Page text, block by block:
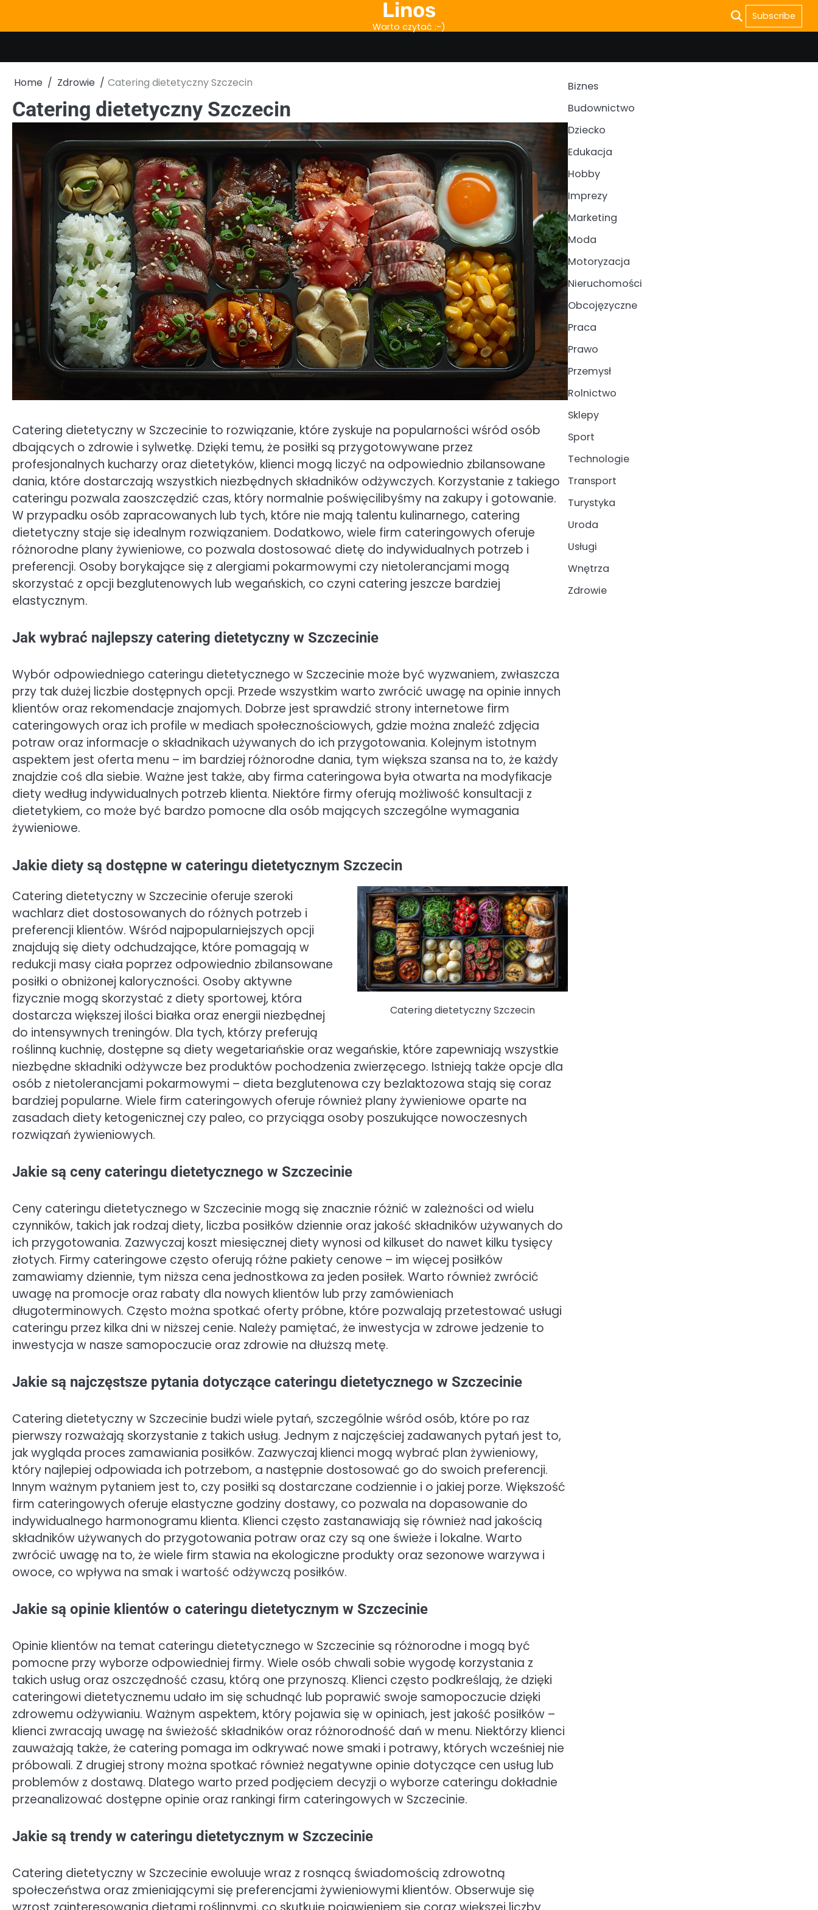
content
Linos
Warto czytać :-)
Subscribe
Home Zdrowie Catering dietetyczny Szczecin
Catering dietetyczny Szczecin
Catering dietetyczny w Szczecinie to rozwiązanie, które zyskuje na popularności wśród osób
dbających o zdrowie i sylwetkę. Dzięki temu, że posiłki są przygotowywane przez
profesjonalnych kucharzy oraz dietetyków, klienci mogą liczyć na odpowiednio zbilansowane
dania, które dostarczają wszystkich niezbędnych składników odżywczych. Korzystanie z takiego
cateringu pozwala zaoszczędzić czas, który normalnie poświęcilibyśmy na zakupy i gotowanie.
W przypadku osób zapracowanych lub tych, które nie mają talentu kulinarnego, catering
dietetyczny staje się idealnym rozwiązaniem. Dodatkowo, wiele firm cateringowych oferuje
różnorodne plany żywieniowe, co pozwala dostosować dietę do indywidualnych potrzeb i
preferencji. Osoby borykające się z alergiami pokarmowymi czy nietolerancjami mogą
skorzystać z opcji bezglutenowych lub wegańskich, co czyni catering jeszcze bardziej
elastycznym.
Jak wybrać najlepszy catering dietetyczny w Szczecinie
Wybór odpowiedniego cateringu dietetycznego w Szczecinie może być wyzwaniem, zwłaszcza
przy tak dużej liczbie dostępnych opcji. Przede wszystkim warto zwrócić uwagę na opinie innych
klientów oraz rekomendacje znajomych. Dobrze jest sprawdzić strony internetowe firm
cateringowych oraz ich profile w mediach społecznościowych, gdzie można znaleźć zdjęcia
potraw oraz informacje o składnikach używanych do ich przygotowania. Kolejnym istotnym
aspektem jest oferta menu – im bardziej różnorodne dania, tym większa szansa na to, że każdy
znajdzie coś dla siebie. Ważne jest także, aby firma cateringowa była otwarta na modyfikacje
diety według indywidualnych potrzeb klienta. Niektóre firmy oferują możliwość konsultacji z
dietetykiem, co może być bardzo pomocne dla osób mających szczególne wymagania
żywieniowe.
Jakie diety są dostępne w cateringu dietetycznym Szczecin
Catering dietetyczny Szczecin
Catering dietetyczny w Szczecinie oferuje szeroki
wachlarz diet dostosowanych do różnych potrzeb i
preferencji klientów. Wśród najpopularniejszych opcji
znajdują się diety odchudzające, które pomagają w
redukcji masy ciała poprzez odpowiednio zbilansowane
posiłki o obniżonej kaloryczności. Osoby aktywne
fizycznie mogą skorzystać z diety sportowej, która
dostarcza większej ilości białka oraz energii niezbędnej
do intensywnych treningów. Dla tych, którzy preferują
roślinną kuchnię, dostępne są diety wegetariańskie oraz wegańskie, które zapewniają wszystkie
niezbędne składniki odżywcze bez produktów pochodzenia zwierzęcego. Istnieją także opcje dla
osób z nietolerancjami pokarmowymi – dieta bezglutenowa czy bezlaktozowa stają się coraz
bardziej popularne. Wiele firm cateringowych oferuje również plany żywieniowe oparte na
zasadach diety ketogenicznej czy paleo, co przyciąga osoby poszukujące nowoczesnych
rozwiązań żywieniowych.
Jakie są ceny cateringu dietetycznego w Szczecinie
Ceny cateringu dietetycznego w Szczecinie mogą się znacznie różnić w zależności od wielu
czynników, takich jak rodzaj diety, liczba posiłków dziennie oraz jakość składników używanych do
ich przygotowania. Zazwyczaj koszt miesięcznej diety wynosi od kilkuset do nawet kilku tysięcy
złotych. Firmy cateringowe często oferują różne pakiety cenowe – im więcej posiłków
zamawiamy dziennie, tym niższa cena jednostkowa za jeden posiłek. Warto również zwrócić
uwagę na promocje oraz rabaty dla nowych klientów lub przy zamówieniach
długoterminowych. Często można spotkać oferty próbne, które pozwalają przetestować usługi
cateringu przez kilka dni w niższej cenie. Należy pamiętać, że inwestycja w zdrowe jedzenie to
inwestycja w nasze samopoczucie oraz zdrowie na dłuższą metę.
Jakie są najczęstsze pytania dotyczące cateringu dietetycznego w Szczecinie
Catering dietetyczny w Szczecinie budzi wiele pytań, szczególnie wśród osób, które po raz
pierwszy rozważają skorzystanie z takich usług. Jednym z najczęściej zadawanych pytań jest to,
jak wygląda proces zamawiania posiłków. Zazwyczaj klienci mogą wybrać plan żywieniowy,
który najlepiej odpowiada ich potrzebom, a następnie dostosować go do swoich preferencji.
Innym ważnym pytaniem jest to, czy posiłki są dostarczane codziennie i o jakiej porze. Większość
firm cateringowych oferuje elastyczne godziny dostawy, co pozwala na dopasowanie do
indywidualnego harmonogramu klienta. Klienci często zastanawiają się również nad jakością
składników używanych do przygotowania potraw oraz czy są one świeże i lokalne. Warto
zwrócić uwagę na to, że wiele firm stawia na ekologiczne produkty oraz sezonowe warzywa i
owoce, co wpływa na smak i wartość odżywczą posiłków.
Jakie są opinie klientów o cateringu dietetycznym w Szczecinie
Opinie klientów na temat cateringu dietetycznego w Szczecinie są różnorodne i mogą być
pomocne przy wyborze odpowiedniej firmy. Wiele osób chwali sobie wygodę korzystania z
takich usług oraz oszczędność czasu, którą one przynoszą. Klienci często podkreślają, że dzięki
cateringowi dietetycznemu udało im się schudnąć lub poprawić swoje samopoczucie dzięki
zdrowemu odżywianiu. Ważnym aspektem, który pojawia się w opiniach, jest jakość posiłków –
klienci zwracają uwagę na świeżość składników oraz różnorodność dań w menu. Niektórzy klienci
zauważają także, że catering pomaga im odkrywać nowe smaki i potrawy, których wcześniej nie
próbowali. Z drugiej strony można spotkać również negatywne opinie dotyczące cen usług lub
problemów z dostawą. Dlatego warto przed podjęciem decyzji o wyborze cateringu dokładnie
przeanalizować dostępne opinie oraz rankingi firm cateringowych w Szczecinie.
Jakie są trendy w cateringu dietetycznym w Szczecinie
Catering dietetyczny w Szczecinie ewoluuje wraz z rosnącą świadomością zdrowotną
społeczeństwa oraz zmieniającymi się preferencjami żywieniowymi klientów. Obserwuje się
Biznes
Budownictwo
Dziecko
Edukacja
Hobby
Imprezy
Marketing
Moda
Motoryzacja
Nieruchomości
Obcojęzyczne
Praca
Prawo
Przemysł
Rolnictwo
Sklepy
Sport
Technologie
Transport
Turystyka
Uroda
Usługi
Wnętrza
Zdrowie